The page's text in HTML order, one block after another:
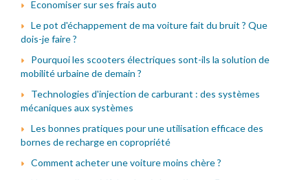
Economiser sur ses frais auto
Le pot d'échappement de ma voiture fait du bruit ? Que
dois-je faire ?
Pourquoi les scooters électriques sont-ils la solution de
mobilité urbaine de demain ?
Technologies d'injection de carburant : des systèmes
mécaniques aux systèmes
Les bonnes pratiques pour une utilisation efficace des
bornes de recharge en copropriété
Comment acheter une voiture moins chère ?